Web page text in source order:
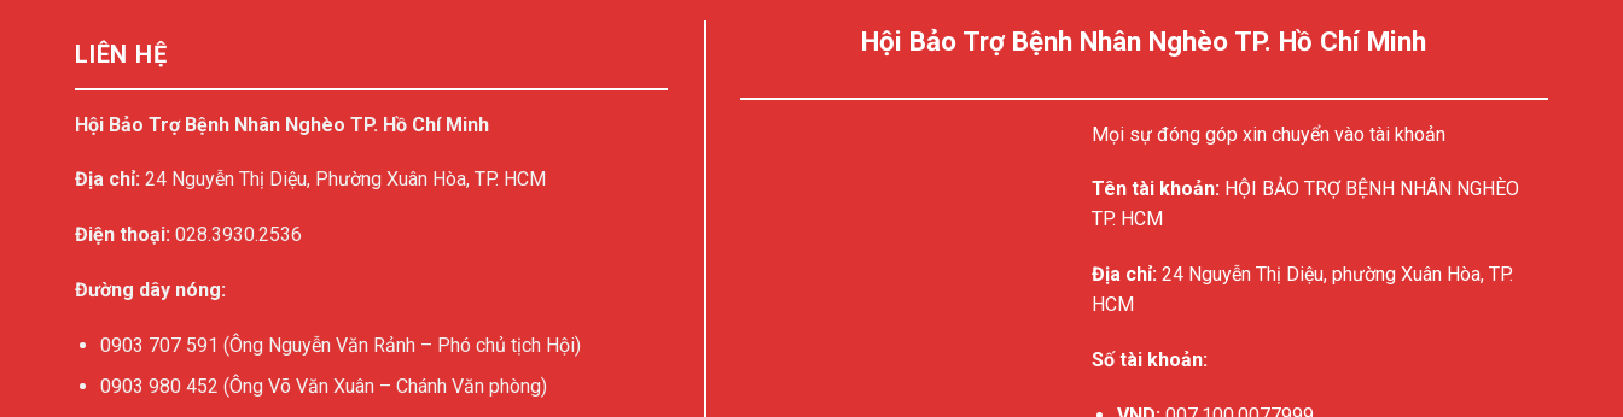
LIÊN HỆ
Hội Bảo Trợ Bệnh Nhân Nghèo TP. Hồ Chí Minh
Địa chỉ: 24 Nguyễn Thị Diệu, Phường Xuân Hòa, TP. HCM
Điện thoại: 028.3930.2536
Đường dây nóng:
0903 707 591 (Ông Nguyễn Văn Rảnh – Phó chủ tịch Hội)
0903 980 452 (Ông Võ Văn Xuân – Chánh Văn phòng)
Hội Bảo Trợ Bệnh Nhân Nghèo TP. Hồ Chí Minh
Mọi sự đóng góp xin chuyển vào tài khoản
Tên tài khoản: HỘI BẢO TRỢ BỆNH NHÂN NGHÈO
TP. HCM
Địa chỉ: 24 Nguyễn Thị Diệu, phường Xuân Hòa, TP.
HCM
Số tài khoản: